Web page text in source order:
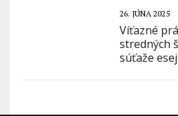
26. JÚNA 2025
Víťazné
stredných
súťaže